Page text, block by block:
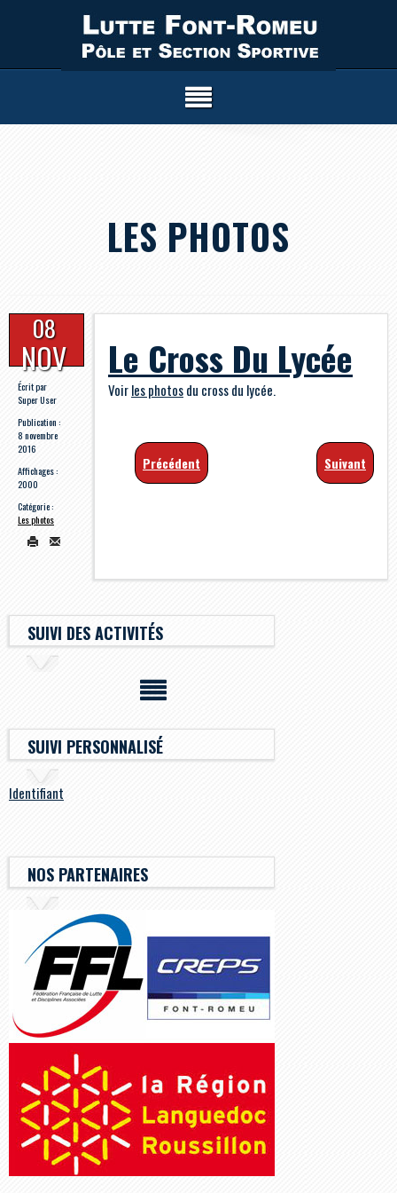
LES PHOTOS
08
NOV
Écrit par
Super User
Publication :
8 novembre
2016
Affichages :
2000
Catégorie :
Les photos
Le Cross Du Lycée
Voirles photosdu cross du lycée.
Précédent Suivant
SUIVI DES ACTIVITÉS
SUIVI PERSONNALISÉ
Identifiant
NOS PARTENAIRES